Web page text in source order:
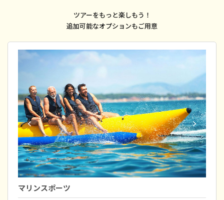
ツアーをもっと楽しもう！
追加可能なオプションもご用意
マリンスポーツ